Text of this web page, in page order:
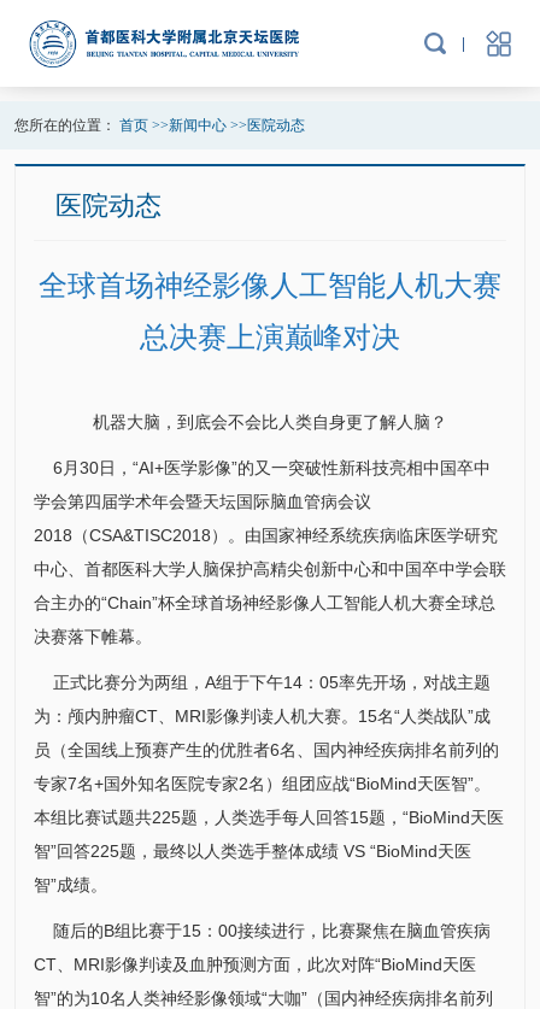
您所在的位置： 首页>>新闻中心>>医院动态
医院动态
全球首场神经影像人工智能人机大赛
总决赛上演巅峰对决
机器大脑，到底会不会比人类自身更了解人脑？
6月30日，“AI+医学影像”的又一突破性新科技亮相中国卒中
学会第四届学术年会暨天坛国际脑血管病会议
2018（CSA&TISC2018）。由国家神经系统疾病临床医学研究
中心、首都医科大学人脑保护高精尖创新中心和中国卒中学会联
合主办的“Chain”杯全球首场神经影像人工智能人机大赛全球总
决赛落下帷幕。
正式比赛分为两组，A组于下午14：05率先开场，对战主题
为：颅内肿瘤CT、MRI影像判读人机大赛。15名“人类战队”成
员（全国线上预赛产生的优胜者6名、国内神经疾病排名前列的
专家7名+国外知名医院专家2名）组团应战“BioMind天医智”。
本组比赛试题共225题，人类选手每人回答15题，“BioMind天医
智”回答225题，最终以人类选手整体成绩 VS “BioMind天医
智”成绩。
随后的B组比赛于15：00接续进行，比赛聚焦在脑血管疾病
CT、MRI影像判读及血肿预测方面，此次对阵“BioMind天医
智”的为10名人类神经影像领域“大咖”（国内神经疾病排名前列